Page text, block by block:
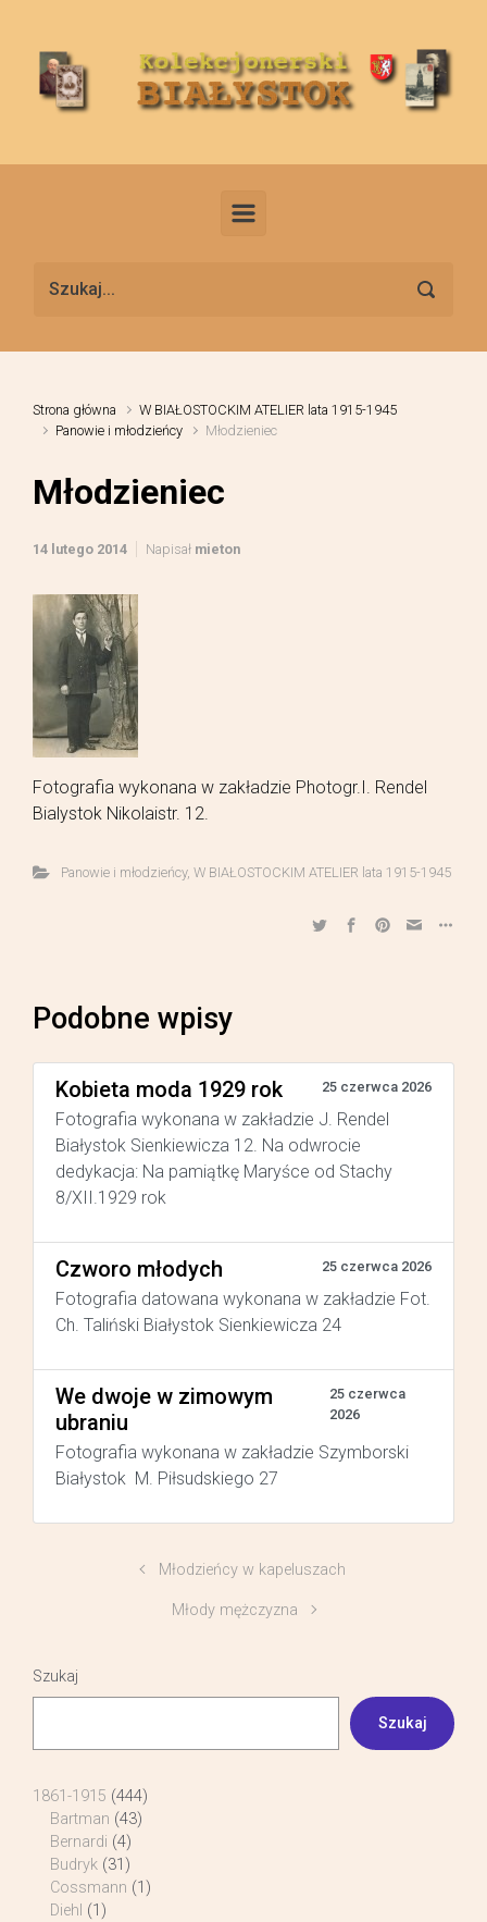
Strona główna
W BIAŁOSTOCKIM ATELIER lata 1915-1945
Panowie i młodzieńcy
Młodzieniec
Młodzieniec
14 lutego 2014 Napisał mieton
Fotografia wykonana w zakładzie Photogr.I. Rendel
Bialystok Nikolaistr. 12.
Panowie i młodzieńcy, W BIAŁOSTOCKIM ATELIER lata 1915-1945
Podobne wpisy
Kobieta moda 1929 rok 25 czerwca 2026
Fotografia wykonana w zakładzie J. Rendel
Białystok Sienkiewicza 12. Na odwrocie
dedykacja: Na pamiątkę Maryśce od Stachy
8/XII.1929 rok
Czworo młodych 25 czerwca 2026
Fotografia datowana wykonana w zakładzie Fot.
Ch. Taliński Białystok Sienkiewicza 24
We dwoje w zimowym
ubraniu
25 czerwca
2026
Fotografia wykonana w zakładzie Szymborski
Białystok M. Piłsudskiego 27
Młodzieńcy w kapeluszach
Młody mężczyzna
Szukaj
Szukaj
1861-1915 (444)
Bartman (43)
Bernardi (4)
Budryk (31)
Cossmann (1)
Diehl (1)